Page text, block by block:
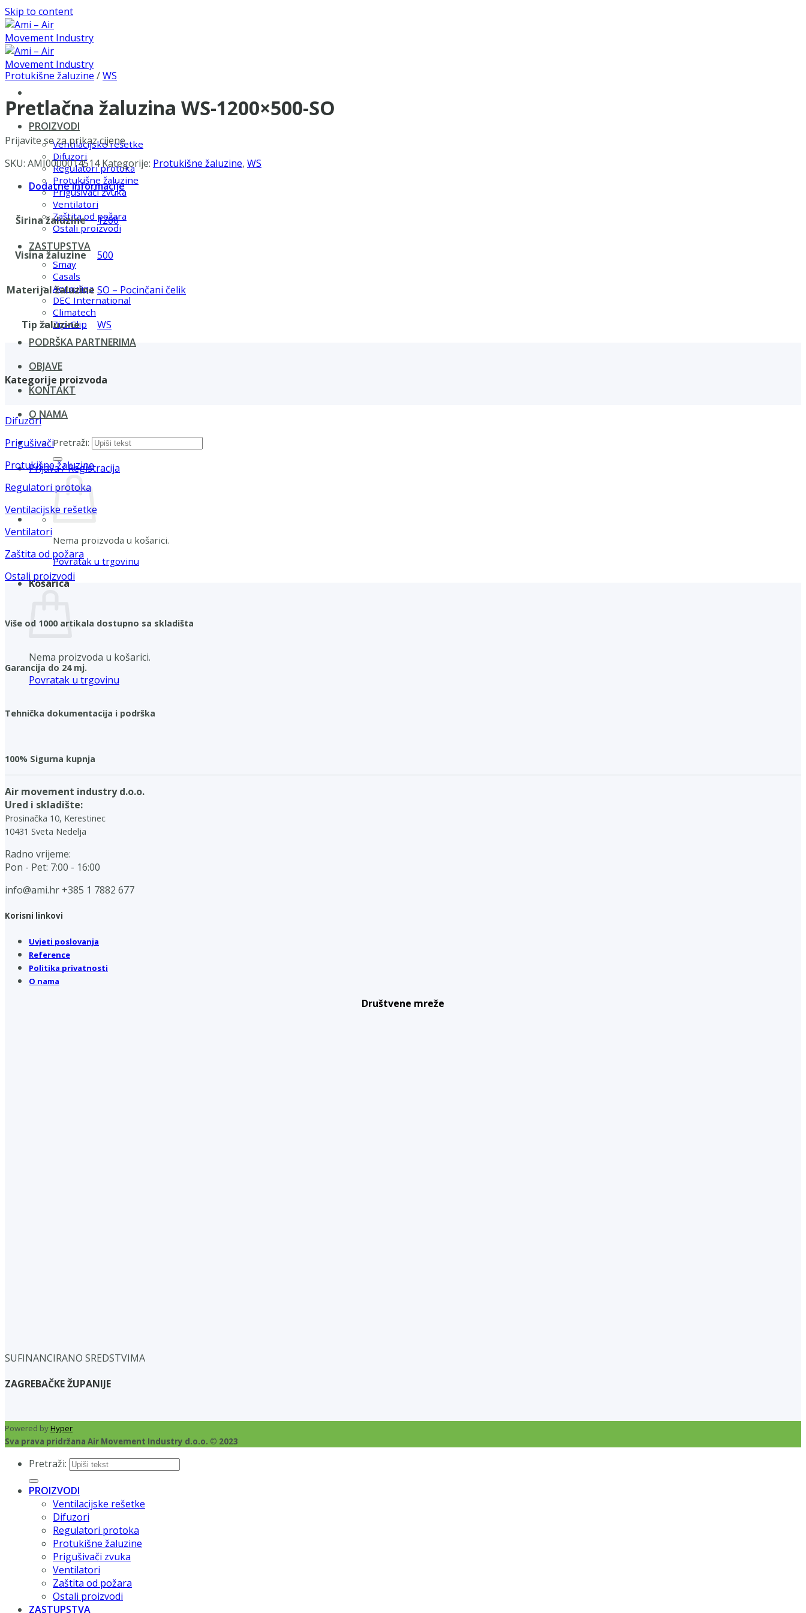
Skip to content
PROIZVODI
Ventilacijske rešetke
Difuzori
Regulatori protoka
Protukišne žaluzine
Prigušivači zvuka
Ventilatori
Zaštita od požara
Ostali proizvodi
ZASTUPSTVA
Smay
Casals
Aerauliqa
DEC International
Climatech
Zip-Clip
PODRŠKA PARTNERIMA
OBJAVE
KONTAKT
O NAMA
Pretraži:
Prijava / Registracija
Nema proizvoda u košarici.
Povratak u trgovinu
Košarica
Nema proizvoda u košarici.
Povratak u trgovinu
Protukišne žaluzine /WS
Pretlačna žaluzina WS-1200×500-SO
Prijavite se za prikaz cijene
SKU: AMI0000014514 Kategorije: Protukišne žaluzine, WS
Dodatne informacije
Širina žaluzine 1200
Visina žaluzine 500
Materijal žaluzine SO – Pocinčani čelik
Tip žaluzine WS
Kategorije proizvoda
Difuzori
Prigušivači
Protukišne žaluzine
Regulatori protoka
Ventilacijske rešetke
Ventilatori
Zaštita od požara
Ostali proizvodi
Više od 1000 artikala dostupno sa skladišta
Garancija do 24 mj.
Tehnička dokumentacija i podrška
100% Sigurna kupnja
Air movement industry d.o.o.
Ured i skladište:
Prosinačka 10, Kerestinec
10431 Sveta Nedelja
Radno vrijeme:
Pon - Pet: 7:00 - 16:00
info@ami.hr +385 1 7882 677
Korisni linkovi
Uvjeti poslovanja
Reference
Politika privatnosti
O nama
Društvene mreže
SUFINANCIRANO SREDSTVIMA
ZAGREBAČKE ŽUPANIJE
Powered byHyper
Sva prava pridržana Air Movement Industry d.o.o. © 2023
Pretraži:
PROIZVODI
Ventilacijske rešetke
Difuzori
Regulatori protoka
Protukišne žaluzine
Prigušivači zvuka
Ventilatori
Zaštita od požara
Ostali proizvodi
ZASTUPSTVA